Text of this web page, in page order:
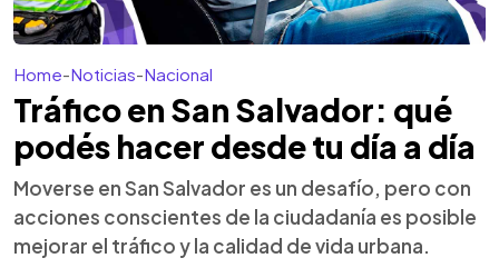
Home-Noticias-Nacional
Tráfico en San Salvador: qué
podés hacer desde tu día a día
Moverse en San Salvador es un desafío, pero con
acciones conscientes de la ciudadanía es posible
mejorar el tráfico y la calidad de vida urbana.